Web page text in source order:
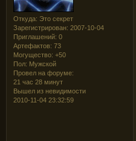
Откуда: Это секрет
Зарегистрирован: 2007-10-04
Приглашений: 0
Артефактов: 73
Могущество: +50
Пол: Мужской
Провел на форуме:
21 час 28 минут
Вышел из невидимости
2010-11-04 23:32:59